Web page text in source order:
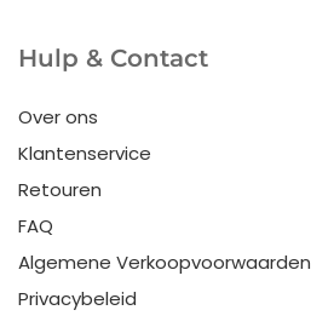
Hulp & Contact
Over ons
Klantenservice
Retouren
FAQ
Algemene Verkoopvoorwaarden
Privacybeleid